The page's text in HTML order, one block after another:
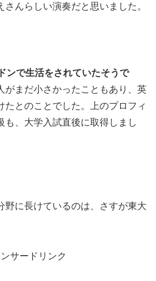
んらしい演奏だと思いました。
ンで生活をされていたそうで
がまだ小さかったこともあり、英
たとのことでした。上のプロフィ
も、大学入試直後に取得しまし
野に長けているのは、さすが東大
サードリンク